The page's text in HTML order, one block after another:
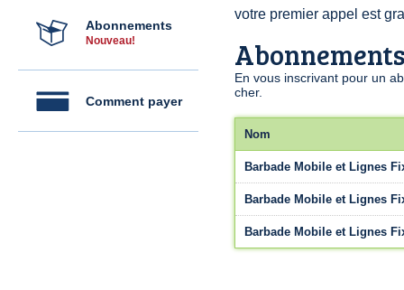
Abonnements
Nouveau!
Comment payer
votre premier appel est
En vous inscrivant pour un
cher.
Nom
Barbade Mobile et Lignes
Barbade Mobile et Lignes
Barbade Mobile et Lignes